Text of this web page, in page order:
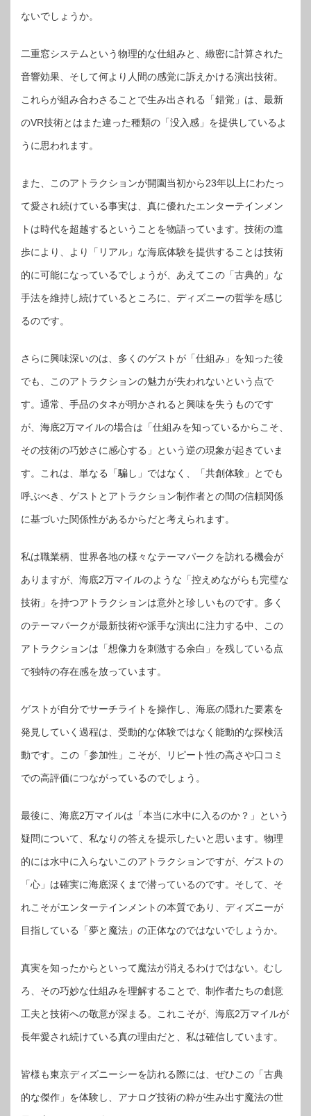
ないでしょうか。
二重窓システムという物理的な仕組みと、緻密に計算された
音響効果、そして何より人間の感覚に訴えかける演出技術。
これらが組み合わさることで生み出される「錯覚」は、最新
のVR技術とはまた違った種類の「没入感」を提供しているよ
うに思われます。
また、このアトラクションが開園当初から23年以上にわたっ
て愛され続けている事実は、真に優れたエンターテインメン
トは時代を超越するということを物語っています。技術の進
歩により、より「リアル」な海底体験を提供することは技術
的に可能になっているでしょうが、あえてこの「古典的」な
手法を維持し続けているところに、ディズニーの哲学を感じ
るのです。
さらに興味深いのは、多くのゲストが「仕組み」を知った後
でも、このアトラクションの魅力が失われないという点で
す。通常、手品のタネが明かされると興味を失うものです
が、海底2万マイルの場合は「仕組みを知っているからこそ、
その技術の巧妙さに感心する」という逆の現象が起きていま
す。これは、単なる「騙し」ではなく、「共創体験」とでも
呼ぶべき、ゲストとアトラクション制作者との間の信頼関係
に基づいた関係性があるからだと考えられます。
私は職業柄、世界各地の様々なテーマパークを訪れる機会が
ありますが、海底2万マイルのような「控えめながらも完璧な
技術」を持つアトラクションは意外と珍しいものです。多く
のテーマパークが最新技術や派手な演出に注力する中、この
アトラクションは「想像力を刺激する余白」を残している点
で独特の存在感を放っています。
ゲストが自分でサーチライトを操作し、海底の隠れた要素を
発見していく過程は、受動的な体験ではなく能動的な探検活
動です。この「参加性」こそが、リピート性の高さや口コミ
での高評価につながっているのでしょう。
最後に、海底2万マイルは「本当に水中に入るのか？」という
疑問について、私なりの答えを提示したいと思います。物理
的には水中に入らないこのアトラクションですが、ゲストの
「心」は確実に海底深くまで潜っているのです。そして、そ
れこそがエンターテインメントの本質であり、ディズニーが
目指している「夢と魔法」の正体なのではないでしょうか。
真実を知ったからといって魔法が消えるわけではない。むし
ろ、その巧妙な仕組みを理解することで、制作者たちの創意
工夫と技術への敬意が深まる。これこそが、海底2万マイルが
長年愛され続けている真の理由だと、私は確信しています。
皆様も東京ディズニーシーを訪れる際には、ぜひこの「古典
的な傑作」を体験し、アナログ技術の粋が生み出す魔法の世